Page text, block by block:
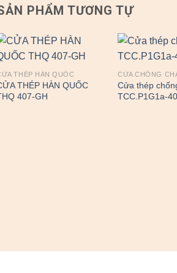
PHẨM TƯƠNG TỰ
THÉP HÀN QUỐC
THÉP HÀN QUỐC
407-GH
CỬA CHỐNG
Cửa thép
TCC.P1G1a-